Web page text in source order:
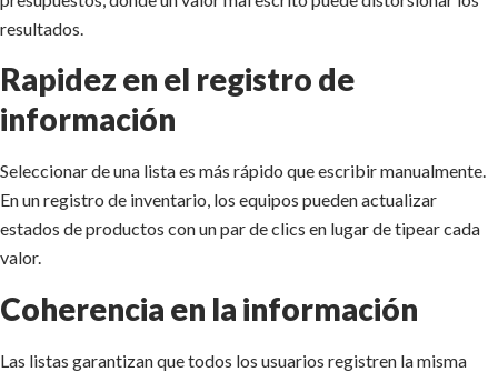
resultados.
Rapidez en el registro de
información
Seleccionar de una lista es más rápido que escribir manualmente.
En un registro de inventario, los equipos pueden actualizar
estados de productos con un par de clics en lugar de tipear cada
valor.
Coherencia en la información
Las listas garantizan que todos los usuarios registren la misma